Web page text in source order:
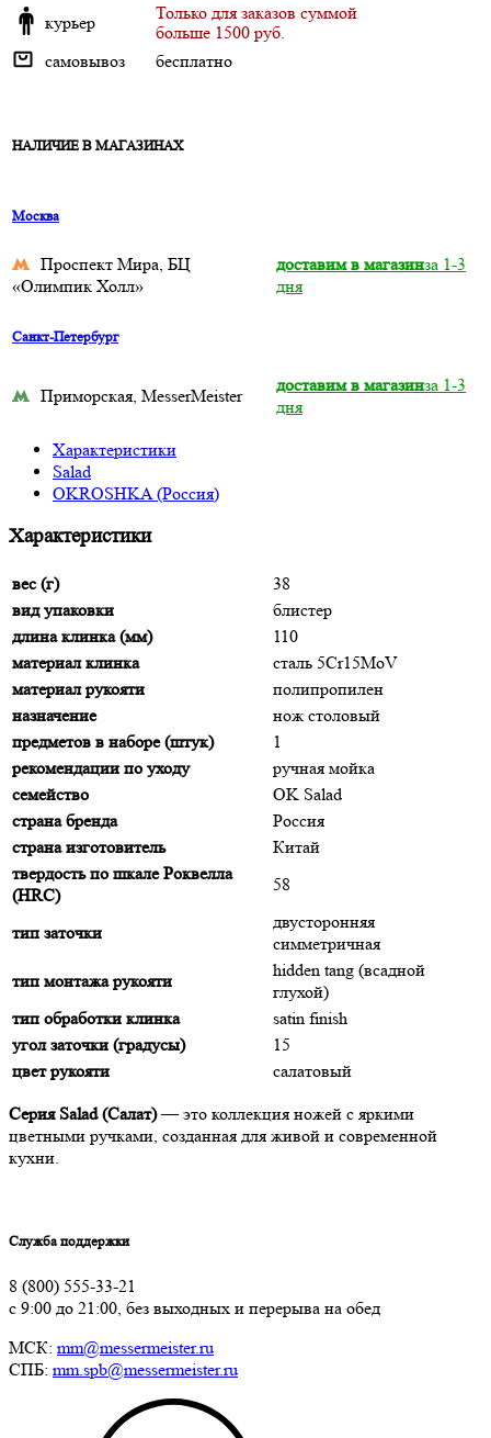
курьер
Только для заказов суммой
больше 1500 руб.
самовывоз
бесплатно
НАЛИЧИЕ В МАГАЗИНАХ
Москва
Проспект Мира, БЦ
«Олимпик Холл»
доставим в магазинза 1-3
дня
Санкт-Петербург
Приморская, MesserMeister
доставим в магазинза 1-3
дня
Характеристики
Salad
OKROSHKA (Россия)
Характеристики
вес (г)
38
вид упаковки
блистер
длина клинка (мм)
110
материал клинка
сталь 5Cr15MoV
материал рукояти
полипропилен
назначение
нож столовый
предметов в наборе (штук)
1
рекомендации по уходу
ручная мойка
семейство
OK Salad
страна бренда
Россия
страна изготовитель
Китай
твердость по шкале Роквелла
(HRC)
58
тип заточки
двусторонняя
симметричная
тип монтажа рукояти
hidden tang (всадной
глухой)
тип обработки клинка
satin finish
угол заточки (градусы)
15
цвет рукояти
салатовый
Серия Salad (Салат)— это коллекция ножей с яркими
цветными ручками, созданная для живой и современной
кухни.
Служба поддержки
8 (800) 555-33-21
с 9:00 до 21:00, без выходных и перерыва на обед
МСК: mm@messermeister.ru
СПБ: mm.spb@messermeister.ru